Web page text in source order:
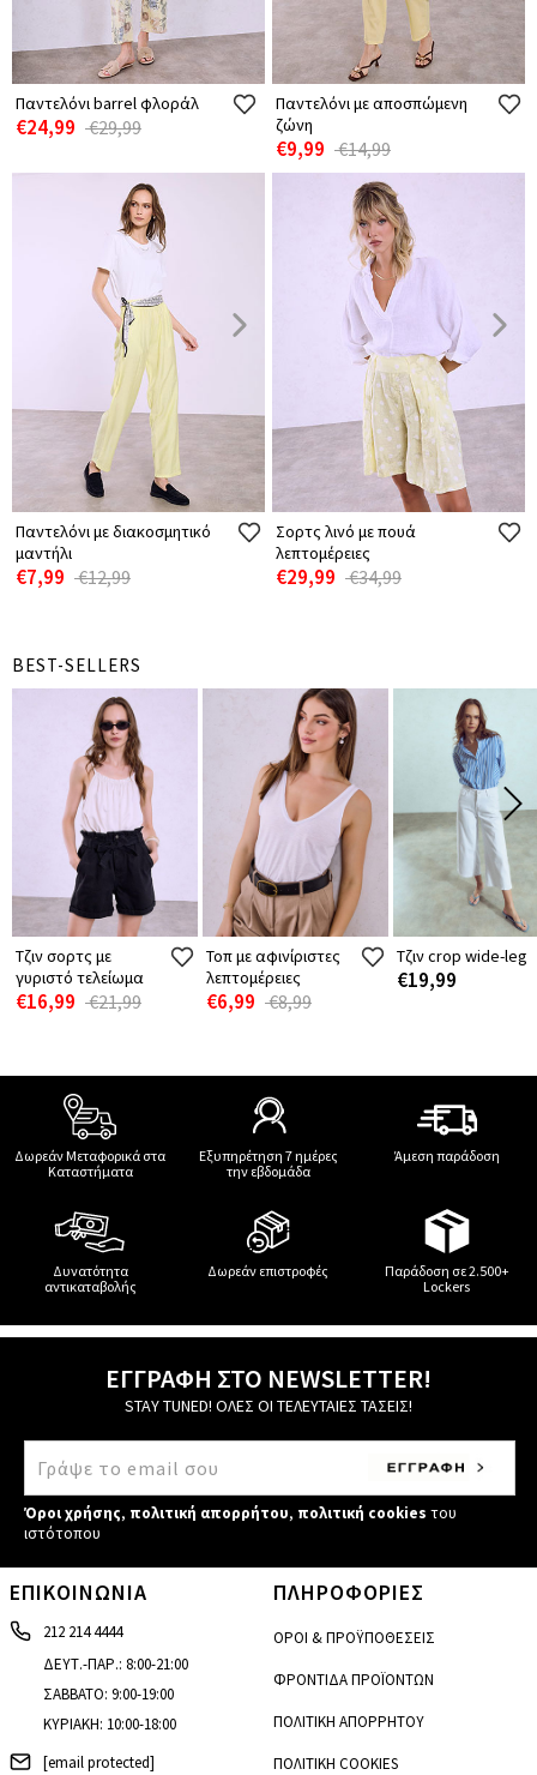
Παντελόνι barrel φλοράλ
€24,99 €29,99
Παντελόνι με αποσπώμενη
ζώνη
€9,99 €14,99
Παντελόνι με διακοσμητικό
μαντήλι
€7,99 €12,99
Σορτς λινό με πουά
λεπτομέρειες
€29,99 €34,99
BEST-SELLERS
Τζιν σορτς με
γυριστό τελείωμα
€16,99 €21,99
Τοπ με αφινίριστες
λεπτομέρειες
€6,99 €8,99
Τζιν crop wide-leg
€19,99
Δωρεάν Μεταφορικά στα
Καταστήματα
Εξυπηρέτηση 7 ημέρες
την εβδομάδα
Άμεση παράδοση
Δυνατότητα
αντικαταβολής
Δωρεάν επιστροφές
Παράδοση σε 2.500+
Lockers
ΕΓΓΡΑΦΗ ΣΤΟ NEWSLETTER!
STAY TUNED! ΟΛΕΣ ΟΙ ΤΕΛΕΥΤΑΙΕΣ ΤΑΣΕΙΣ!
Όροι χρήσης, πολιτική απορρήτου, πολιτική cookies του
ιστότοπου
ΕΠΙΚΟΙΝΩΝΙΑ
212 214 4444
ΔΕΥΤ.-ΠΑΡ.: 8:00-21:00
ΣΑΒΒΑΤΟ: 9:00-19:00
ΚΥΡΙΑΚΗ: 10:00-18:00
[email protected]
ΠΛΗΡΟΦΟΡΙΕΣ
ΟΡΟΙ & ΠΡΟΫΠΟΘΕΣΕΙΣ
ΦΡΟΝΤΙΔΑ ΠΡΟΪΟΝΤΩΝ
ΠΟΛΙΤΙΚΗ ΑΠΟΡΡΗΤΟΥ
ΠΟΛΙΤΙΚΗ COOKIES